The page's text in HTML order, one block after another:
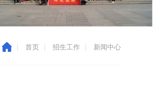
| 首页 | 招生工作 | 新闻中心